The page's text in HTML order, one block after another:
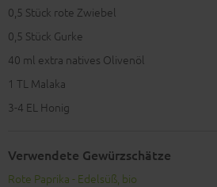
0,5 Stück rote Zwiebel
0,5 Stück Gurke
40 ml extra natives Olivenöl
1 TL Malaka
3-4 EL Honig
Verwendete Gewürzschätze
Rote Paprika - Edelsüß, bio